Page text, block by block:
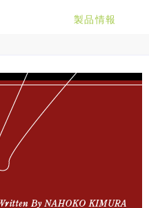
製品情報